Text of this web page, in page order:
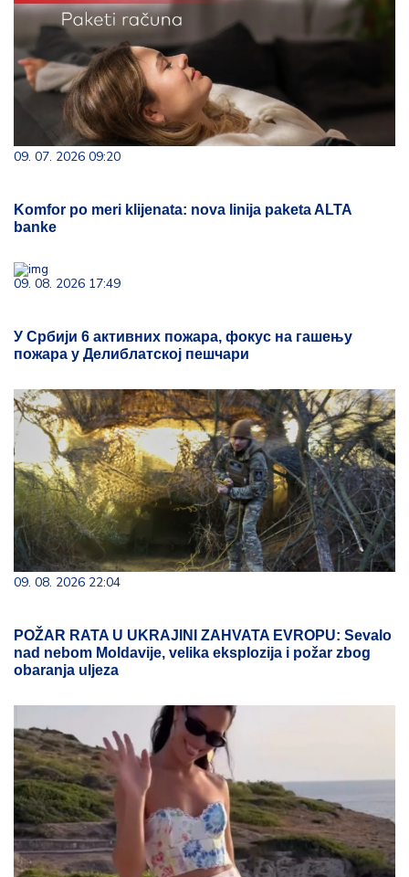
09. 07. 2026 09:20
Komfor po meri klijenata: nova linija paketa ALTA
banke
09. 08. 2026 17:49
У Србији 6 активних пожара, фокус на гашењу
пожара у Делиблатској пешчари
09. 08. 2026 22:04
POŽAR RATA U UKRAJINI ZAHVATA EVROPU: Sevalo
nad nebom Moldavije, velika eksplozija i požar zbog
obaranja uljeza